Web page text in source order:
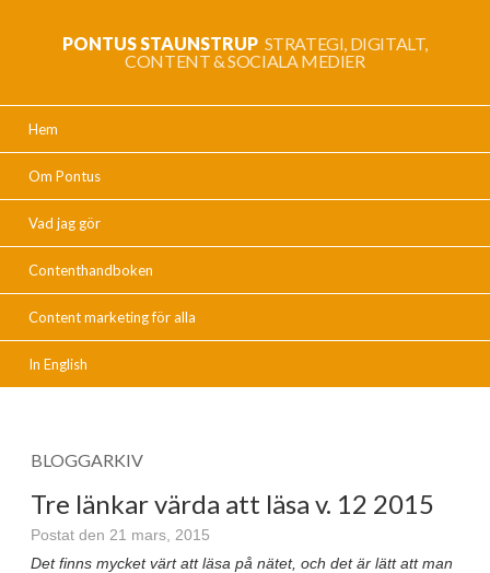
PONTUS STAUNSTRUP STRATEGI, DIGITALT,
CONTENT & SOCIALA MEDIER
Hem
Om Pontus
Vad jag gör
Contenthandboken
Content marketing för alla
In English
BLOGGARKIV
Tre länkar värda att läsa v. 12 2015
Postat den 21 mars, 2015
Det finns mycket värt att läsa på nätet, och det är lätt att man